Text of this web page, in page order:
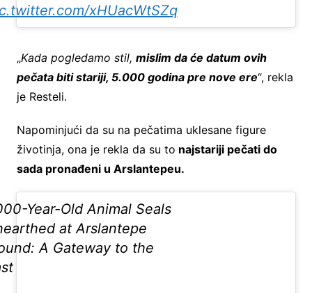
xHUacWtSZq
„Kada pogledamo stil, mislim da će datum ovih
pečata biti stariji, 5.000 godina pre nove ere“, rekla
je Resteli.
Napominjući da su na pečatima uklesane figure
životinja, ona je rekla da su to najstariji pečati do
sada pronađeni u Arslantepeu.
Year-Old Animal Seals
at Arslantepe
A Gateway to the